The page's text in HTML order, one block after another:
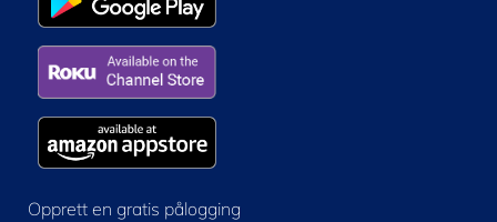
Opprett en gratis pålogging